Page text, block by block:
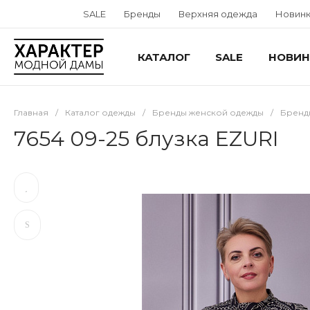
SALE Бренды Верхняя одежда
КАТАЛОГ SALE
Главная / Каталог одежды / Бренды женской одежды /
7654 09-25 блузка EZURI